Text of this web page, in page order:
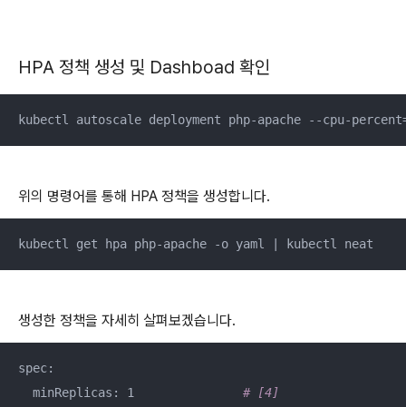
HPA 정책 생성 및 Dashboad 확인
kubectl autoscale deployment php-apache --cpu-
위의 명령어를 통해 HPA 정책을 생성합니다.
kubectl get hpa php-apache -o yaml | kubectl neat
생성한 정책을 자세히 살펴보겠습니다.
spec:
  minReplicas: 1
# [4]